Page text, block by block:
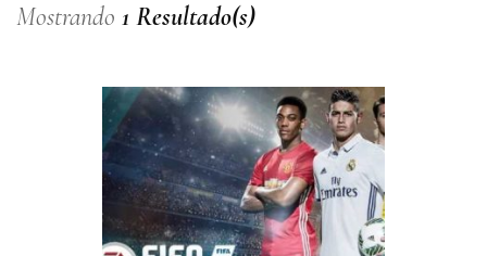
Mostrando 1 Resultado(s)